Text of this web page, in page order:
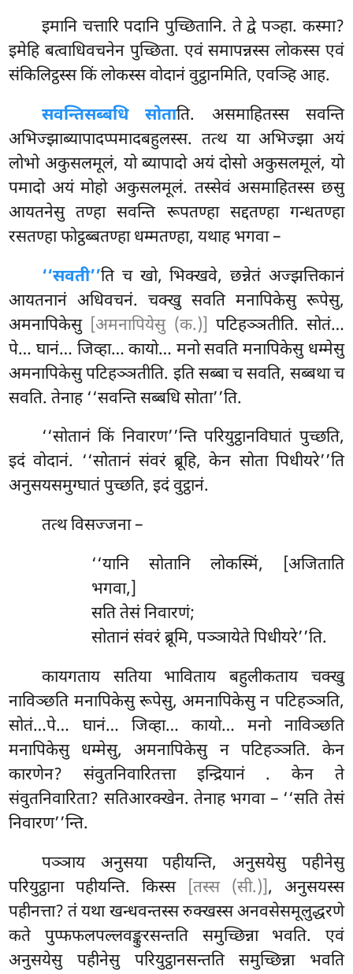
इमानि चत्तारि पदानि पुच्छितानि. ते द्वे पञ्हा. कस्मा?
इमेहि बत्वाधिवचनेन पुच्छिता. एवंसमापन्नस्स लोकस्स एवं
संकिलिट्ठस्स किं लोकस्स वोदानं वुट्ठानमिति, एवञ्हि आह.
सवन्तिसब्बधि सोताति. असमाहितस्स सवन्ति
अभिज्झाब्यापादप्पमादबहुलस्स. तत्थ या अभिज्झा अयं
लोभो अकुसलमूलं, यो ब्यापादो अयं दोसो अकुसलमूलं, यो
पमादो अयं मोहो अकुसलमूलं. तस्सेवं असमाहितस्स छसु
आयतनेसु तण्हा सवन्ति रूपतण्हा सद्दतण्हा गन्धतण्हा
रसतण्हा फोट्ठब्बतण्हा धम्मतण्हा, यथाह भगवा –
‘‘सवती’’ति च खो, भिक्खवे, छन्नेतं अज्झत्तिकानं
आयतनानं अधिवचनं. चक्खु सवति मनापिकेसु रूपेसु,
अमनापिकेसु
[अमनापियेसु (क.)]
पटिहञ्ञतीति. सोतं…
पे… घानं… जिव्हा… कायो… मनो सवति मनापिकेसु धम्मेसु
अमनापिकेसु पटिहञ्ञतीति. इति सब्बा च सवति, सब्बथा च
सवति. तेनाह ‘‘सवन्ति सब्बधि सोता’’ति.
‘‘सोतानं किं निवारण’’न्ति परियुट्ठानविघातं पुच्छति,
इदं वोदानं. ‘‘सोतानं संवरं ब्रूहि, केन सोता पिधीयरे’’ति
अनुसयसमुग्घातं पुच्छति, इदं वुट्ठानं.
तत्थ विसज्जना –
‘‘यानि सोतानि लोकस्मिं, [अजिताति
भगवा,]
सति तेसं निवारणं;
सोतानं संवरं ब्रूमि, पञ्ञायेते पिधीयरे’’ति.
कायगताय सतिया भाविताय बहुलीकताय चक्खु
नाविञ्छति मनापिकेसु रूपेसु, अमनापिकेसु न पटिहञ्ञति,
सोतं…पे… घानं… जिव्हा… कायो… मनो नाविञ्छति
मनापिकेसु धम्मेसु, अमनापिकेसु न पटिहञ्ञति. केन
कारणेन? संवुतनिवारितत्ता इन्द्रियानं . केन ते
संवुतनिवारिता? सतिआरक्खेन. तेनाह भगवा – ‘‘सति तेसं
निवारण’’न्ति.
पञ्ञाय अनुसया पहीयन्ति, अनुसयेसु पहीनेसु
परियुट्ठाना पहीयन्ति. किस्स
[तस्स (सी.)], अनुसयस्स
पहीनत्ता? तं यथा खन्धवन्तस्स रुक्खस्स अनवसेसमूलुद्धरणे
कते पुप्फफलपल्लवङ्कुरसन्तति समुच्छिन्ना भवति. एवं
अनुसयेसु पहीनेसु परियुट्ठानसन्तति समुच्छिन्ना भवति